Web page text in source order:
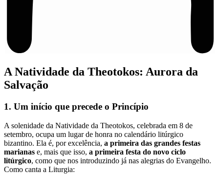
A Natividade da Theotokos: Aurora da
Salvação
1. Um início que precede o Princípio
A solenidade da Natividade da Theotokos, celebrada em 8 de
setembro, ocupa um lugar de honra no calendário litúrgico
bizantino. Ela é, por excelência, a primeira das grandes festas
marianas e, mais que isso, a primeira festa do novo ciclo
litúrgico, como que nos introduzindo já nas alegrias do Evangelho.
Como canta a Liturgia: